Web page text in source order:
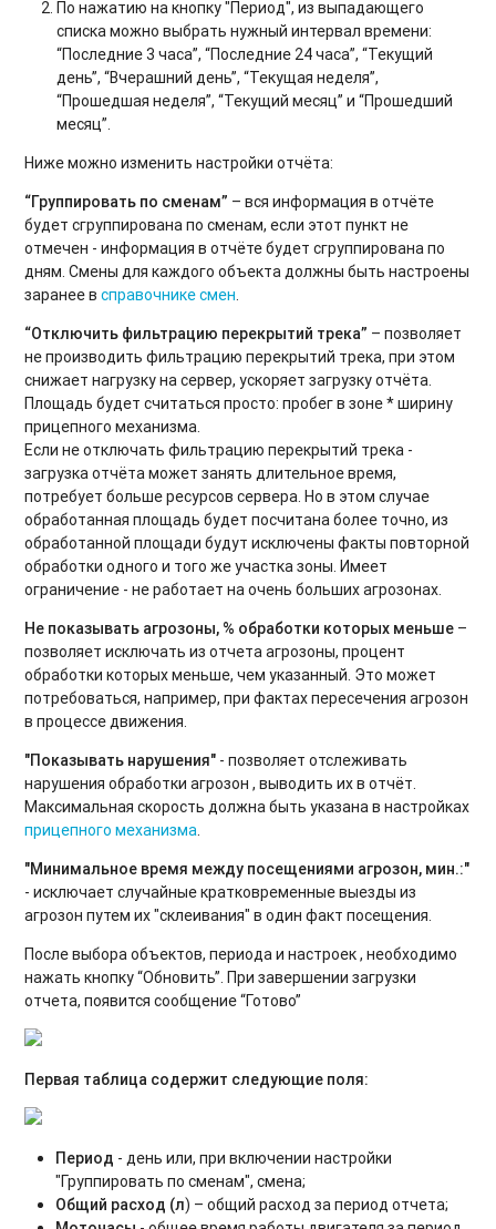
По нажатию на кнопку "Период", из выпадающего
списка можно выбрать нужный интервал времени:
“Последние 3 часа”, “Последние 24 часа”, “Текущий
день”, “Вчерашний день”, “Текущая неделя”,
“Прошедшая неделя”, “Текущий месяц” и “Прошедший
месяц”.
Ниже можно изменить настройки отчёта:
“Группировать по сменам” – вся информация в отчёте
будет сгруппирована по сменам, если этот пункт не
отмечен - информация в отчёте будет сгруппирована по
дням. Смены для каждого объекта должны быть настроены
заранее всправочнике смен.
“Отключить фильтрацию перекрытий трека” – позволяет
не производить фильтрацию перекрытий трека, при этом
снижает нагрузку на сервер, ускоряет загрузку отчёта.
Площадь будет считаться просто: пробег в зоне * ширину
прицепного механизма.
Если не отключать фильтрацию перекрытий трека -
загрузка отчёта может занять длительное время,
потребует больше ресурсов сервера. Но в этом случае
обработанная площадь будет посчитана более точно, из
обработанной площади будут исключены факты повторной
обработки одного и того же участка зоны. Имеет
ограничение - не работает на очень больших агрозонах.
Не показывать агрозоны, % обработки которых меньше –
позволяет исключать из отчета агрозоны, процент
обработки которых меньше, чем указанный. Это может
потребоваться, например, при фактах пересечения агрозон
в процессе движения.
"Показывать нарушения" - позволяет отслеживать
нарушения обработки агрозон , выводить их в отчёт.
Максимальная скорость должна быть указана в настройках
прицепного механизма.
"Минимальное время между посещениями агрозон, мин.:"
- исключает случайные кратковременные выезды из
агрозон путем их "склеивания" в один факт посещения.
После выбора объектов, периода и настроек , необходимо
нажать кнопку “Обновить”. При завершении загрузки
отчета, появится сообщение “Готово”
Первая таблица содержит следующие поля:
Период - день или, при включении настройки
"Группировать по сменам", смена;
Общий расход (л) – общий расход за период отчета;